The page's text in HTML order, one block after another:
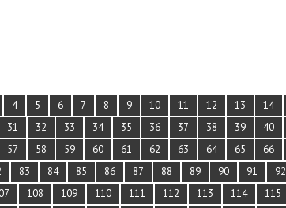
4 5 6 7 8 9 10 11 12 13 14
31 32 33 34 35 36 37 38 39 40
57 58 59 60 61 62 63 64 65 66
83 84 85 86 87 88 89 90 91 92
108 109 110 111 112 113 114 115